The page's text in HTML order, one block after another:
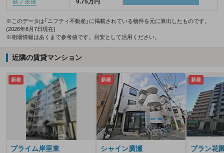
萩ノ茶屋 9.75万円
※このデータは「ニフティ不動産」に掲載されている物件を元に算出したものです。
(2026年8月7日現在)
※相場情報はあくまで参考値です。目安として活用ください。
近隣の賃貸マンション
新着
プライム岸里東
新着
シャイン廣瀬
新着
ブラン花